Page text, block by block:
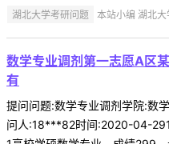
湖北大学考研问题 本站小编 湖北
数学专业调剂第一志愿A区
有
提问问题:数学专业调剂学院:数
问人:18***82时间:2020-04-